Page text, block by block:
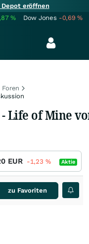
eröffnen
% Dow Jones -0,69%
Foren
Life of Mine
EUR -1,23 % Aktie
zu Favoriten